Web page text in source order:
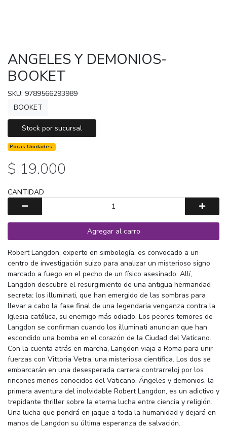
ANGELES Y DEMONIOS-
BOOKET
SKU: 9789566293989
BOOKET
Stock por sucursal
Pocas Unidades.
$ 19.000
CANTIDAD
Agregar al carro
Robert Langdon, experto en simbología, es convocado a un
centro de investigación suizo para analizar un misterioso signo
marcado a fuego en el pecho de un físico asesinado. Allí,
Langdon descubre el resurgimiento de una antigua hermandad
secreta: los illuminati, que han emergido de las sombras para
llevar a cabo la fase final de una legendaria venganza contra la
Iglesia católica, su enemigo más odiado. Los peores temores de
Langdon se confirman cuando los illuminati anuncian que han
escondido una bomba en el corazón de la Ciudad del Vaticano.
Con la cuenta atrás en marcha, Langdon viaja a Roma para unir
fuerzas con Vittoria Vetra, una misteriosa científica. Los dos se
embarcarán en una desesperada carrera contrarreloj por los
rincones menos conocidos del Vaticano. Ángeles y demonios, la
primera aventura del inolvidable Robert Langdon, es un adictivo y
trepidante thriller sobre la eterna lucha entre ciencia y religión.
Una lucha que pondrá en jaque a toda la humanidad y dejará en
manos de Langdon su última esperanza de salvación.